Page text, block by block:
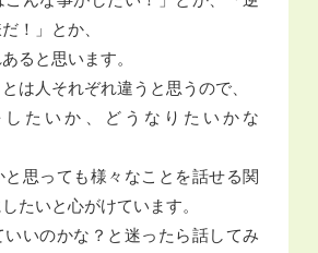
！」とか、
ると思います。
は人それぞれ違うと思うので、
したいか、どうなりたいかな
と思っても様々なことを話せる関
たいと心がけています。
いいのかな？と迷ったら話してみ